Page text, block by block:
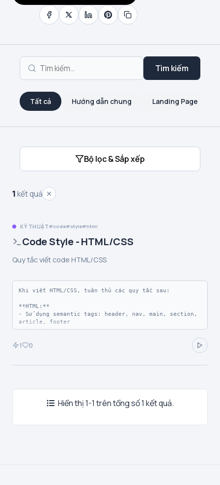
Tìm kiếm
Tất cả Hướng dẫn chung Landing Page
Bộ lọc & Sắp xếp
1kết quả
KỸ THUẬT code style html
Code Style - HTML/CSS
Quy tắc viết code HTML/CSS
Khi viết HTML/CSS, tuân thủ các quy tắc sau:
**HTML:**
- Sử dụng semantic tags: header, nav, main, section,
article, footer
- Indent 2 spaces
src/href, alt/title
- Flexbox/Grid cho layout
- Tránh !important
1 0
Hiển thị 1-1 trên tổng số 1 kết quả.